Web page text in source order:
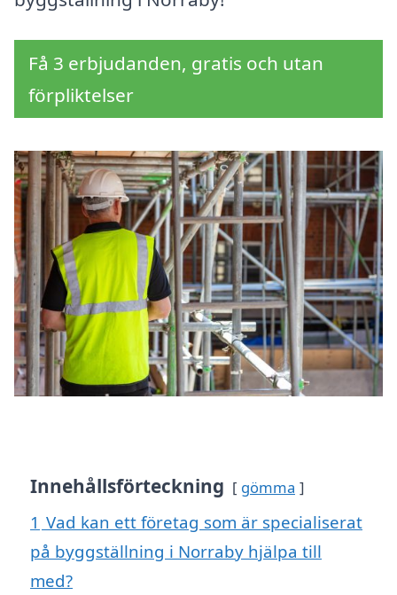
Få 3 erbjudanden, gratis och utan
förpliktelser
Innehållsförteckning gömma
1 Vad kan ett företag som är specialiserat
på byggställning i Norraby hjälpa till
med?